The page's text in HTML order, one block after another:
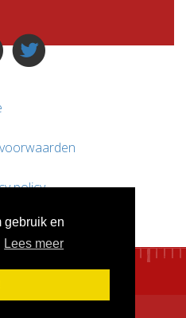
gebruik en
Lees meer
policy
/ Support